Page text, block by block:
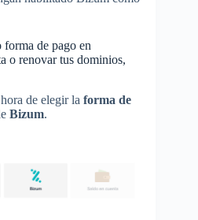
de pago en
o renovar tus dominios,
de elegir la forma de
Bizum.